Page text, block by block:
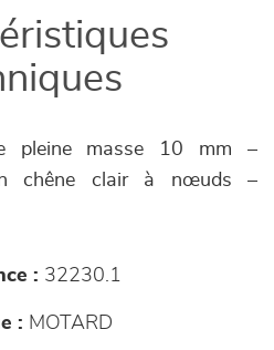
pleine masse 10 mm –
chêne clair à nœuds –
: 32230.1
: MOTARD